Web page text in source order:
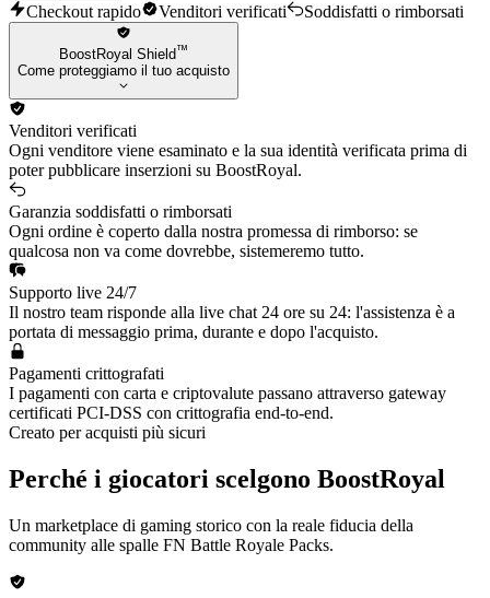
Checkout rapido Venditori verificati Soddisfatti o rimborsati
BoostRoyal Shield™
Come proteggiamo il tuo acquisto
Venditori verificati
Ogni venditore viene esaminato e la sua identità verificata prima di
poter pubblicare inserzioni su BoostRoyal.
Garanzia soddisfatti o rimborsati
Ogni ordine è coperto dalla nostra promessa di rimborso: se
qualcosa non va come dovrebbe, sistemeremo tutto.
Supporto live 24/7
Il nostro team risponde alla live chat 24 ore su 24: l'assistenza è a
portata di messaggio prima, durante e dopo l'acquisto.
Pagamenti crittografati
I pagamenti con carta e criptovalute passano attraverso gateway
certificati PCI-DSS con crittografia end-to-end.
Creato per acquisti più sicuri
Perché i giocatori scelgono BoostRoyal
Un marketplace di gaming storico con la reale fiducia della
community alle spalle FN Battle Royale Packs.